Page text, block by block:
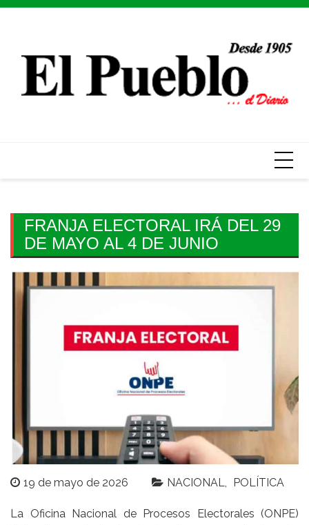
Skip
FRANJA ELECTORAL IRÁ DEL 29
DE MAYO AL 4 DE JUNIO
19 de mayo de 2026 NACIONAL POLÍTICA
La Oficina Nacional de Procesos Electorales (ONPE)